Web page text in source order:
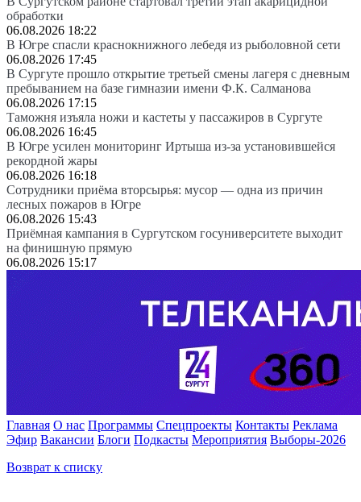
обработки
06.08.2026 18:22
В Югре спасли краснокнижного лебедя из рыболовной сети
06.08.2026 17:45
В Сургуте прошло открытие третьей смены лагеря с дневным
пребыванием на базе гимназии имени Ф.К. Салманова
06.08.2026 17:15
Таможня изъяла ножи и кастеты у пассажиров в Сургуте
06.08.2026 16:45
В Югре усилен мониторинг Иртыша из-за установившейся
рекордной жары
06.08.2026 16:18
Сотрудники приёма вторсырья: мусор — одна из причин
лесных пожаров в Югре
06.08.2026 15:43
Приёмная кампания в Сургутском госуниверситете выходит
на финишную прямую
06.08.2026 15:17
Главная О нас Программы Спецпроекты Контакты Реклама
Эфир Вакансии Блоги Подкасты Мероприятия Выборы-2026
Возврат к списку